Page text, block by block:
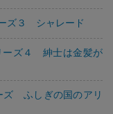
ズ３ シャレード
ーズ４ 紳士は金髪が
ズ ふしぎの国のアリ